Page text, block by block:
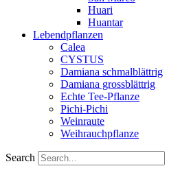
Huari
Huantar
Lebendpflanzen
Calea
CYSTUS
Damiana schmalblättrig
Damiana grossblättrig
Echte Tee-Pflanze
Pichi-Pichi
Weinraute
Weihrauchpflanze
Search